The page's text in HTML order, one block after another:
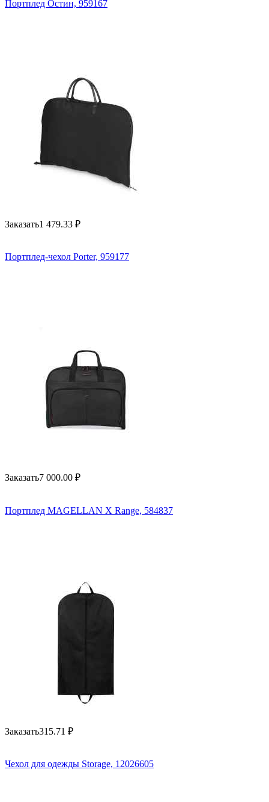
Портплед Остин, 959167
Заказать1 479.33 ₽
Портплед-чехол Porter, 959177
Заказать7 000.00 ₽
Портплед MAGELLAN X Range, 584837
Заказать315.71 ₽
Чехол для одежды Storage, 12026605